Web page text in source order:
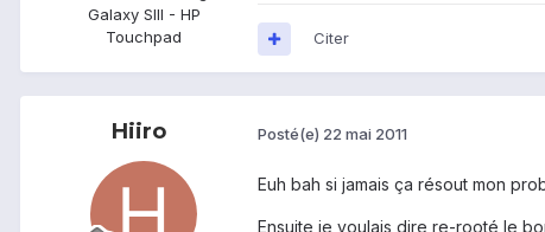
Galaxy SIII - HP
Touchpad
Citer
Hiiro Posté(e) 22 mai 2011
Euh bah si jamais ça résout mon
Ensuite je voulais dire re-rooté le